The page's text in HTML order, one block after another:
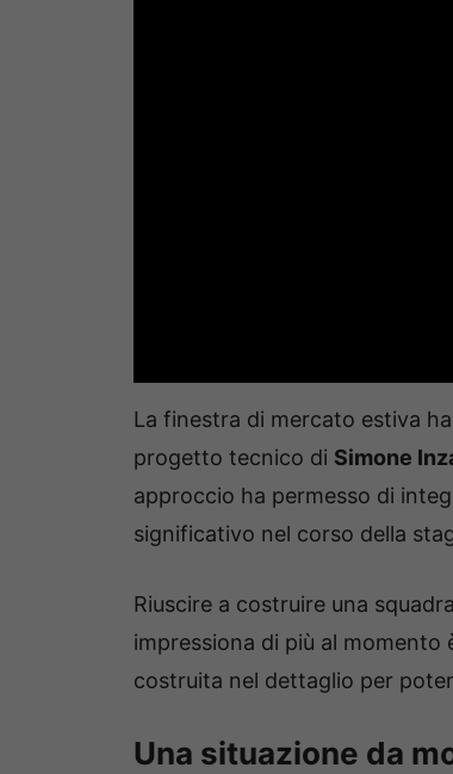
La finestra di mercato estiva
progetto tecnico di Simone
approccio ha permesso di
significativo nel corso della
Riuscire a costruire una
impressiona di più al momento
costruita nel dettaglio per
Una situazione da